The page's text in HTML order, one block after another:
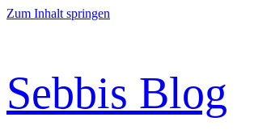
Zum Inhalt springen
Sebbis Blog